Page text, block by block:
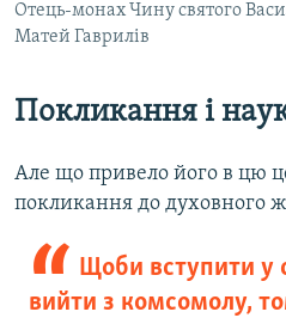
Отець-монах Чину святого
Матей Гаврилів
Покликання і
Але що привело його в цю
покликання до духовного
Щоби вступити у
вийти з комсомолу,